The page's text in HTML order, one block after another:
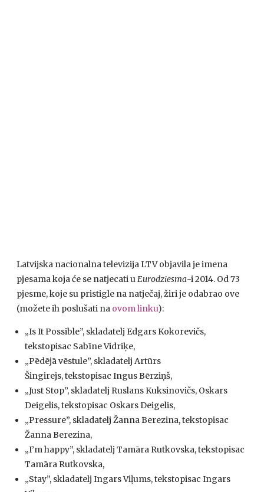
Latvijska nacionalna televizija LTV objavila je imena
pjesama koja će se natjecati uEurodziesma-i 2014. Od 73
pjesme, koje su pristigle na natječaj, žiri je odabrao ove
(možete ih poslušati na ovom linku):
„Is It Possible”, skladatelj Edgars Kokorevičs,
tekstopisac Sabīne Vidriķe,
„Pēdējā vēstule”, skladatelj Artūrs
Šingirejs, tekstopisac Ingus Bērziņš,
„Just Stop”, skladatelj Ruslans Kuksinovičs, Oskars
Deigelis, tekstopisac Oskars Deigelis,
„Pressure”, skladatelj Žanna Berezina, tekstopisac
Žanna Berezina,
„I’m happy”, skladatelj Tamāra Rutkovska, tekstopisac
Tamāra Rutkovska,
„Stay”, skladatelj Ingars Viļums, tekstopisac Ingars